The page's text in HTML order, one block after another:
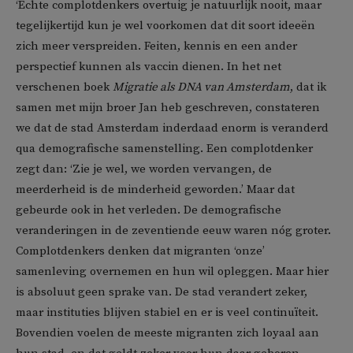
‘Echte complotdenkers overtuig je natuurlijk nooit, maar
tegelijkertijd kun je wel voorkomen dat dit soort ideeën
zich meer verspreiden. Feiten, kennis en een ander
perspectief kunnen als vaccin dienen. In het net
verschenen boek Migratie als DNA van Amsterdam, dat ik
samen met mijn broer Jan heb geschreven, constateren
we dat de stad Amsterdam inderdaad enorm is veranderd
qua demografische samenstelling. Een complotdenker
zegt dan: ‘Zie je wel, we worden vervangen, de
meerderheid is de minderheid geworden.’ Maar dat
gebeurde ook in het verleden. De demografische
veranderingen in de zeventiende eeuw waren nóg groter.
Complotdenkers denken dat migranten ‘onze’
samenleving overnemen en hun wil opleggen. Maar hier
is absoluut geen sprake van. De stad verandert zeker,
maar instituties blijven stabiel en er is veel continuïteit.
Bovendien voelen de meeste migranten zich loyaal aan